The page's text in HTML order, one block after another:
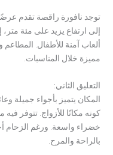
توجد نافورة راقصة تقدم عرضًا
إلى ارتفاع يزيد على مئة
ألعاب آمنة للأطفال. المطاعم
مميزة خلال المناسبات.
التعليق الثاني:
المكان يتميز بأجواء جميلة
كونه مكانًا للأزواج. تتوفر
خضراء واسعة. ورغم الزحام
بالراحة والمرح.